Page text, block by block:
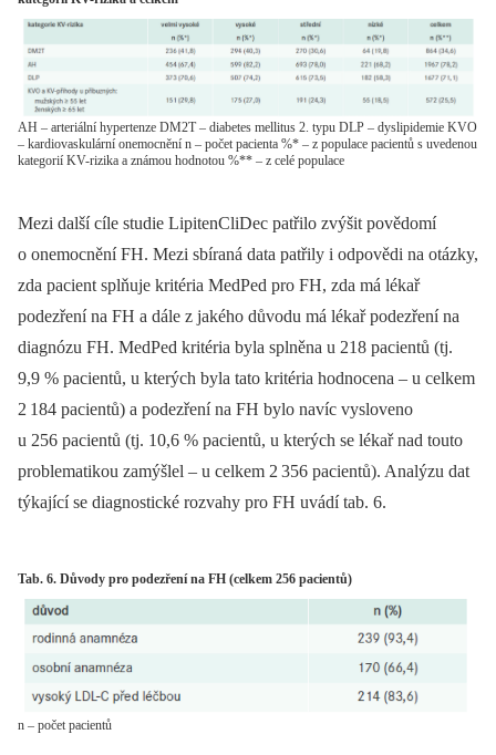
AH – arteriální hypertenze DM2T – diabetes mellitus 2. typu DLP – dyslipidemie KVO
– kardiovaskulární onemocnění n – počet pacienta %* – z populace pacientů s uvedenou
kategorií KV-rizika a známou hodnotou %** – z celé populace
Mezi další cíle studie LipitenCliDec patřilo zvýšit povědomí
o onemocnění FH. Mezi sbíraná data patřily i odpovědi na otázky,
zda pacient splňuje kritéria MedPed pro FH, zda má lékař
podezření na FH a dále z jakého důvodu má lékař podezření na
diagnózu FH. MedPed kritéria byla splněna u 218 pacientů (tj.
9,9 % pacientů, u kterých byla tato kritéria hodnocena –⁠ u celkem
2 184 pacientů) a podezření na FH bylo navíc vysloveno
u 256 pacientů (tj. 10,6 % pacientů, u kterých se lékař nad touto
problematikou zamýšlel –⁠ u celkem 2 356 pacientů). Analýzu dat
týkající se diagnostické rozvahy pro FH uvádí tab. 6.
Tab. 6. Důvody pro podezření na FH (celkem 256 pacientů)
n – počet pacientů